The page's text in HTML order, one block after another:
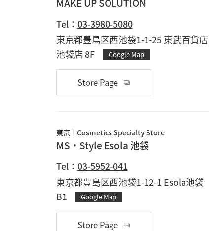
MAKE UP SOLUTION
Tel： 03-3980-5080
東京都豊島区西池袋1-1-25 東武百貨店
池袋店 8F
Google Map
Store Page
東京 Cosmetics Specialty Store
MS・Style Esola 池袋
Tel： 03-5952-041
東京都豊島区西池袋1-12-1 Esola池袋
B1
Google Map
Store Page